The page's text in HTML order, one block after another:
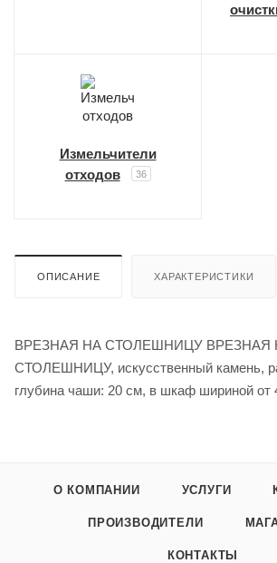
Измельчители
отходов
36
ОПИСАНИЕ ХАРАКТЕРИСТИКИ
ВРЕЗНАЯ НА СТОЛЕШНИЦУ ВРЕЗНАЯ
СТОЛЕШНИЦУ, искусственный камень,
глубина чаши: 20 см, в шкаф шириной от
О КОМПАНИИ УСЛУГИ
ПРОИЗВОДИТЕЛИ
КОНТАКТЫ